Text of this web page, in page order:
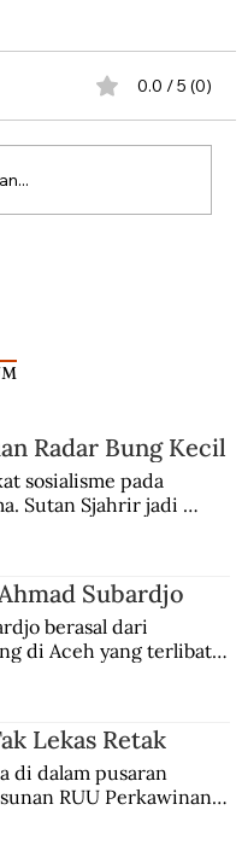
0.0 / 5 (0)
Radar Bung Kecil
sosialisme pada
Sutan Sjahrir jadi
Subardjo
berasal dari
di Aceh yang terlibat
Lekas Retak
di dalam pusaran
RUU Perkawinan.